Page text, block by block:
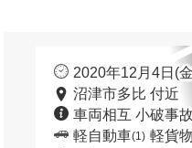
2020年12月4日(
沼津市多比 付近
車両相互 小破事故
軽自動車(1) 軽貨